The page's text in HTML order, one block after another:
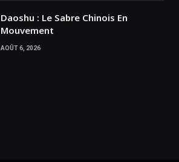
Daoshu : Le Sabre Chinois En
Mouvement
AOÛT 6, 2026